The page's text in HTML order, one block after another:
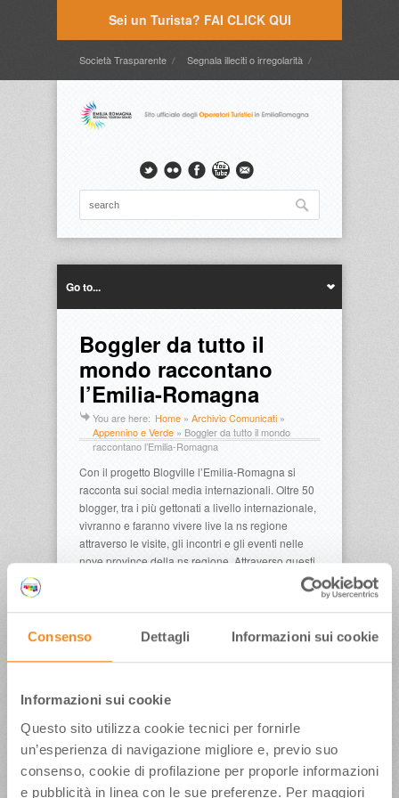
Consenso Dettagli Informazioni sui cookie
Informazioni sui cookie
Questo sito utilizza cookie tecnici per fornirle
un’esperienza di navigazione migliore e, previo suo
consenso, cookie di profilazione per proporle informazioni
e pubblicità in linea con le sue preferenze. Per maggiori
Sei un Turista? FAI CLICK QUI
Società Trasparente Segnala illeciti o irregolarità
Timbrature
Go to...
Boggler da tutto il
mondo raccontano
l’Emilia-Romagna
You are here: Home » Archivio Comunicati »
Appennino e Verde » Boggler da tutto il mondo
raccontano l’Emilia-Romagna
Con il progetto Blogville l’Emilia-Romagna si
racconta sui social media internazionali. Oltre 50
blogger, tra i più gettonati a livello internazionale,
vivranno e faranno vivere live la ns regione
attraverso le visite, gli incontri e gli eventi nelle
nove province della ns regione. Attraverso questi
nuovi canali comunicativi la Regione conferma la
propria propensione ad investire su innovazione
e nuovi trends.
Scarica
comunicato:PresseinformationBlogVille_neu
Pubblicato in data:
03 Maggio 2012